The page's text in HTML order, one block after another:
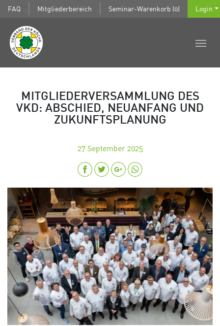
FAQ Mitgliederbereich Seminar-Warenkorb (0) Login
MITGLIEDERVERSAMMLUNG DES
VKD: ABSCHIED, NEUANFANG UND
ZUKUNFTSPLANUNG
27 September 2025